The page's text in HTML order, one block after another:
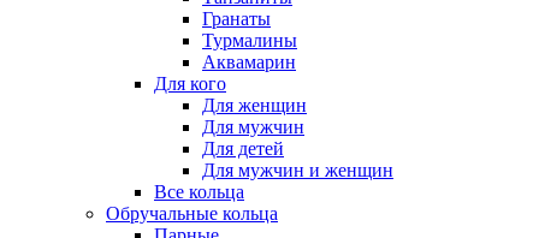
Гранаты
Турмалины
Аквамарин
Для кого
Для женщин
Для мужчин
Для детей
Для мужчин и женщин
Все кольца
Обручальные кольца